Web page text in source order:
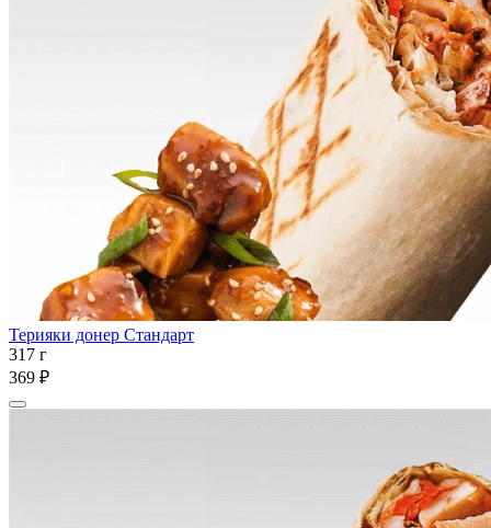
Терияки донер Стандарт
317 г
369 ₽